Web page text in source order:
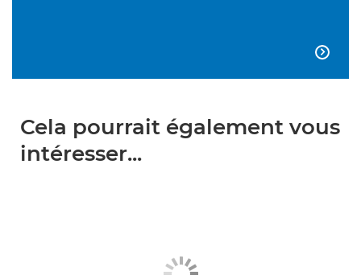

Cela pourrait également vous
intéresser...